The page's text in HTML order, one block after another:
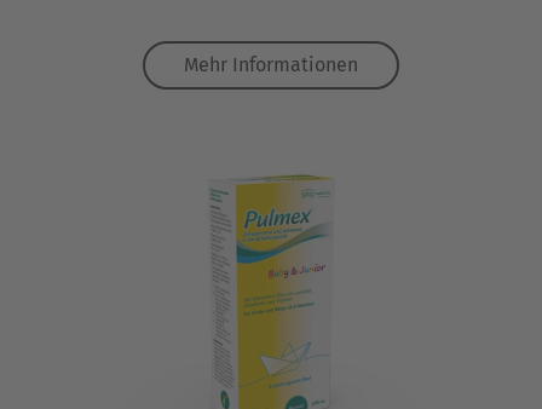
Mehr Informationen